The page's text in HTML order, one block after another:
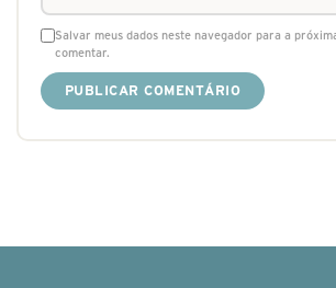
Salvar meus dados neste navegador para a
comentar.